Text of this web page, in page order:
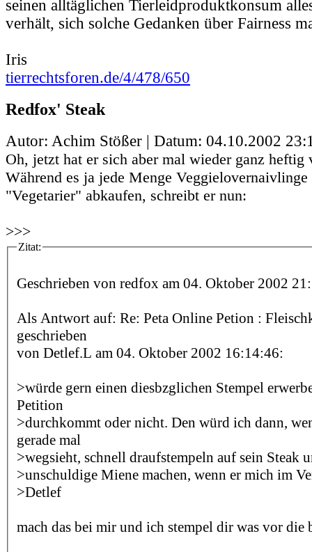
seinen alltäglichen Tierleidproduktkonsum
verhält, sich solche Gedanken über Fairness
Iris
tierrechtsforen.de/4/478/650
Redfox' Steak
Autor: Achim Stößer | Datum: 04.10.2002
Oh, jetzt hat er sich aber mal wieder ganz heftig
Während es ja jede Menge
"Vegetarier" abkaufen, schreibt er nun:
>>>
Zitat:
Geschrieben von redfox am 04. Oktober 2002
Als Antwort auf: Re: Peta Online Petion :
geschrieben
von Detlef.L am 04. Oktober 2002 16:14:46:
>würde gern einen diesbzglichen Stempel
Petition
>durchkommt oder nicht. Den würd ich dann,
gerade mal
>wegsieht, schnell draufstempeln auf sein Steak
>unschuldige Miene machen, wenn er mich im
>Detlef
mach das bei mir und ich stempel dir was vor die